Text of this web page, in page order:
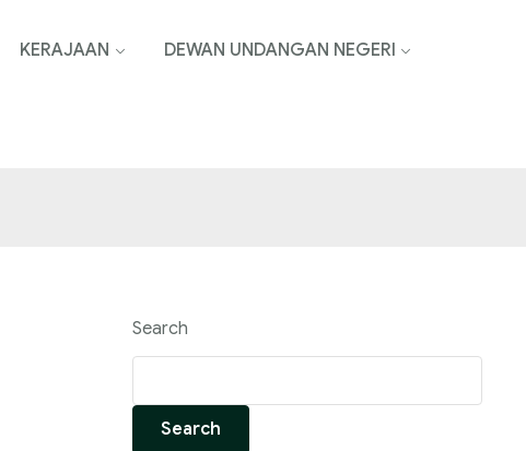
KERAJAAN DEWAN UNDANGAN NEGERI
Search
Search